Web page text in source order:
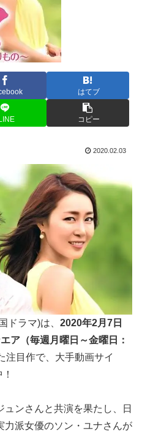
はてブ
LINE コピー
2020.02.03
ドラマ)は、 2020年2月7日
ア（毎週月曜日～金曜日：
注目作で、大手動画サイ
ュンさんと共演を果たし、日
力派女優のソン・ユナさんが